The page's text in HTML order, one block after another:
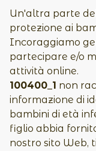
Un'altra parte
protezione ai
Incoraggiamo
partecipare e/o
attività online.
100400_1 non
informazione di
bambini di età
figlio abbia
nostro sito Web,